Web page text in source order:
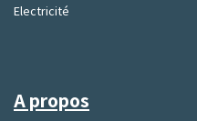
A propos
Electricité